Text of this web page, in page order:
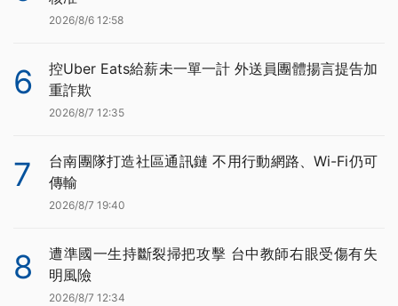
2026/8/6 12:58
6
控Uber Eats給薪未一單一計 外送員團體揚言提告加
重詐欺
2026/8/7 12:35
7
台南團隊打造社區通訊鏈 不用行動網路、Wi-Fi仍可
傳輸
2026/8/7 19:40
8
遭準國一生持斷裂掃把攻擊 台中教師右眼受傷有失
明風險
2026/8/7 12:34